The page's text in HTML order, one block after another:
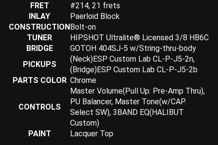
FRET
#214, 21 frets
INLAY
Paerloid Block
CONSTRUCTIONBolt-on
TUNER
HIPSHOT Ultralite® Licensed 3/8 HB6C
BRIDGE
GOTOH 404SJ-5 w/String-thru-body
PICKUPS
(Neck)ESP Custom Lab CL-P-J5-2n,
(Bridge)ESP Custom Lab CL-P-J5-2b
PARTS COLOR Chrome
CONTROLS
Master Volume(Pull Up: Pre-Amp Thru),
PU Balancer, Master Tone(w/CAP.
Select SW), 3BAND EQ(HALIBUT
Custom)
PAINT
Lacquer Top